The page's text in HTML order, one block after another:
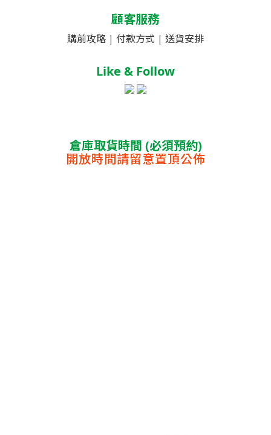
顧客服務
購前攻略 | 付款方式 | 送貨安排
Like & Follow
倉庫取貨時間 (必須預約)
開放時間請留意置頂公佈